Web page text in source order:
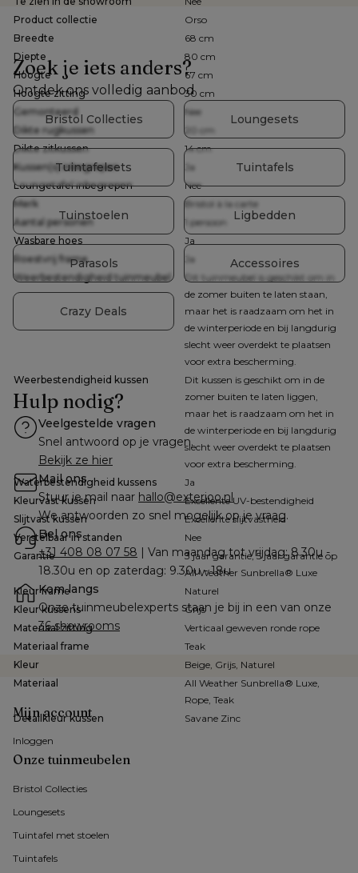
Product collectie
Orso
Breedte
68 cm
Diepte
80 cm
Hoogte
67 cm
Hoogte zitting
30 cm
Gemonteerd
Nee
Dikte rugkussen
20 cm
Dikte zitkussen
14 cm
Kussen(s) inbegrepen
Ja
Loungetafel inbegrepen
Nee
Merk
Bristol à la carte
Aantal personen
1 persoon
Wasbare hoes
Ja
Roestvrij frame
Ja
Weerbestendigheid tuinmeubel
Dit tuinmeubel is geschikt om in
de zomer buiten te laten staan,
maar het is raadzaam om het in
de winterperiode en bij langdurig
slecht weer overdekt te plaatsen
voor extra bescherming.
Weerbestendigheid kussen
Dit kussen is geschikt om in de
zomer buiten te laten liggen,
maar het is raadzaam om het in
de winterperiode en bij langdurig
slecht weer overdekt te plaatsen
voor extra bescherming.
Waterbestendigheid kussens
Ja
Kleurvast kussen
Excellente UV-bestendigheid
Slijtvast kussen
Excellente slijtvastheid
Verstelbaar in standen
Nee
Garantie
3 jaar garantie, 5 jaar garantie op
All Weather Sunbrella® Luxe
Kleur frame
Naturel
Kleur kussens
Grijs
Materiaal zitting
Verticaal geweven ronde rope
Materiaal frame
Teak
Kleur
Beige, Grijs, Naturel
Materiaal
All Weather Sunbrella® Luxe,
Rope, Teak
Detailkleur kussen
Savane Zinc
Zoek je iets anders?
Ontdek ons volledig aanbod
Bristol Collecties Loungesets
Tuintafelsets Tuintafels
Tuinstoelen Ligbedden
Parasols Accessoires
Crazy Deals
Hulp nodig?
Veelgestelde vragen
Snel antwoord op je vragen.
Bekijk ze hier
Mail ons
Stuur je mail naar hallo@exterioo.nl
We antwoorden zo snel mogelijk op je vraag.
Bel ons
+31 408 08 07 58 | Van maandag tot vrijdag: 8.30u -
18.30u en op zaterdag: 9.30u - 18u
Kom langs
36 showrooms
Onze tuinmeubelen
Bristol Collecties
Loungesets
Tuintafel met stoelen
Tuintafels
Mijn account
Inloggen